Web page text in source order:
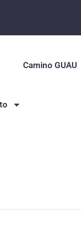
Camino GUAU